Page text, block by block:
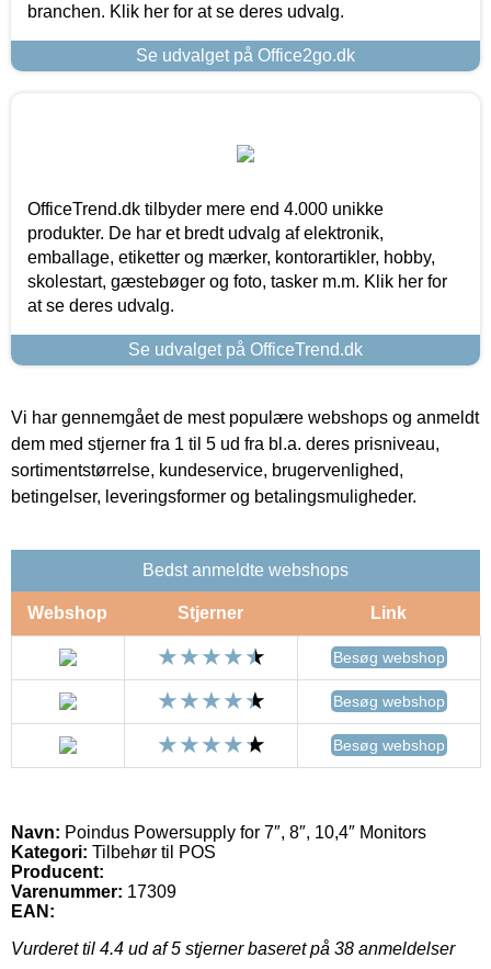
branchen. Klik her for at se deres udvalg.
Se udvalget på Office2go.dk
OfficeTrend.dk tilbyder mere end 4.000 unikke
produkter. De har et bredt udvalg af elektronik,
emballage, etiketter og mærker, kontorartikler, hobby,
skolestart, gæstebøger og foto, tasker m.m. Klik her for
at se deres udvalg.
Se udvalget på OfficeTrend.dk
Vi har gennemgået de mest populære webshops og anmeldt
dem med stjerner fra 1 til 5 ud fra bl.a. deres prisniveau,
sortimentstørrelse, kundeservice, brugervenlighed,
betingelser, leveringsformer og betalingsmuligheder.
Bedst anmeldte webshops
Webshop Stjerner Link
Besøg webshop
Besøg webshop
Besøg webshop
Navn: Poindus Powersupply for 7″, 8″, 10,4″ Monitors
Kategori: Tilbehør til POS
Producent:
Varenummer: 17309
EAN:
Vurderet til 4.4 ud af 5 stjerner baseret på 38 anmeldelser